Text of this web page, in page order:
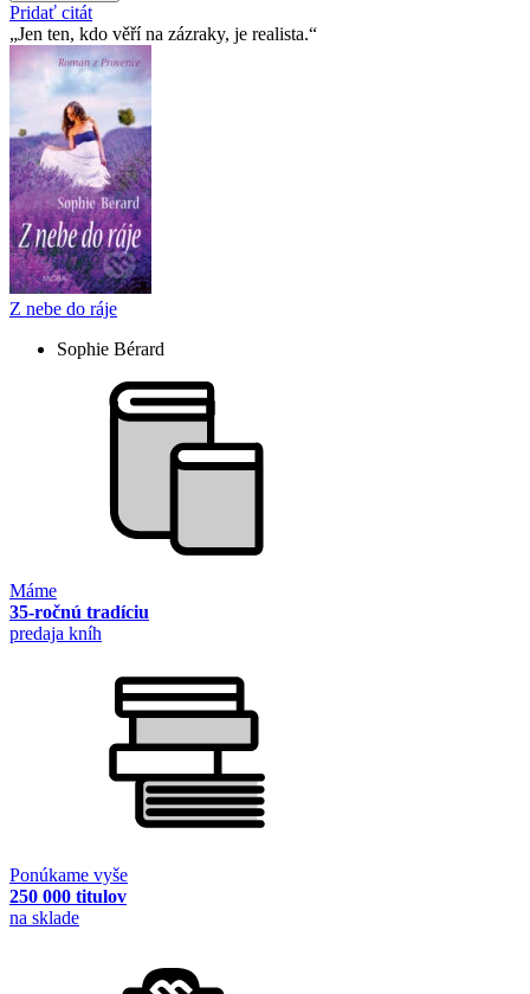
Pridať citát
Jen ten, kdo věří na zázraky, je realista.
Z nebe do ráje
Sophie Bérard
Máme
35-ročnú tradíciu
predaja kníh
Ponúkame vyše
250 000 titulov
na sklade